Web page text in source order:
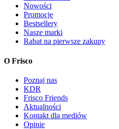
Nowości
Promocje
Bestsellery
Nasze marki
Rabat na pierwsze zakupy
O Frisco
Poznaj nas
KDR
Frisco Friends
Aktualności
Kontakt dla mediów
Opinie